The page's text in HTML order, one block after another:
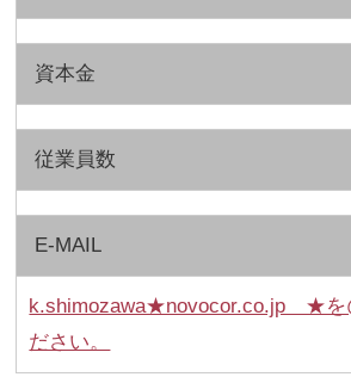
資本金
従業員数
E-MAIL
k.shimozawa★novocor.co.jp ★を
ださい。